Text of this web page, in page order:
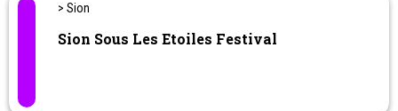
> Sion
Sion Sous Les Etoiles Festival